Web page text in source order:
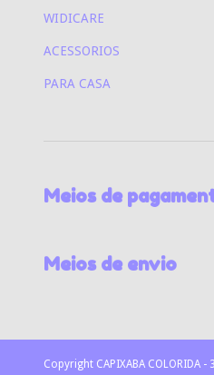
WIDICARE
ACESSORIOS
PARA CASA
Meios de
Meios de envio
Copyright CAPIXABA